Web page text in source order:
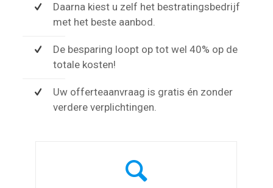
Daarna kiest u zelf het bestratingsbedrijf
met het beste aanbod.
De besparing loopt op tot wel 40% op de
totale kosten!
Uw offerteaanvraag is gratis én zonder
verdere verplichtingen.